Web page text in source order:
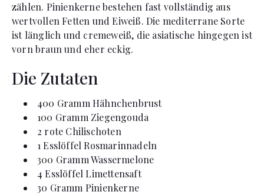
zählen. Pinienkerne bestehen fast vollständig aus
wertvollen Fetten und Eiweiß. Die mediterrane Sorte
ist länglich und cremeweiß, die asiatische hingegen ist
vorn braun und eher eckig.
Die Zutaten
400 GrammHähnchenbrust
100 GrammZiegengouda
2 rote Chilischoten
1 Esslöffel Rosmarinnadeln
300 GrammWassermelone
4 EsslöffelLimettensaft
30 Gramm Pinienkerne